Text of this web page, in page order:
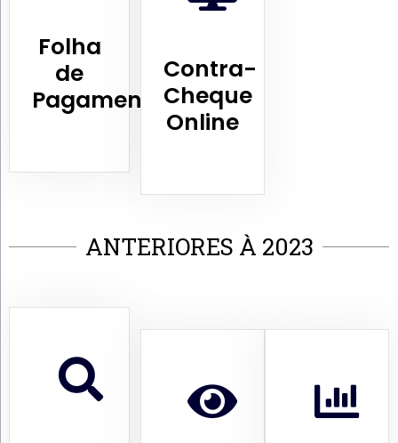
Folha
de
Pagamento
Contra-
Cheque
Online
ANTERIORES À 2023